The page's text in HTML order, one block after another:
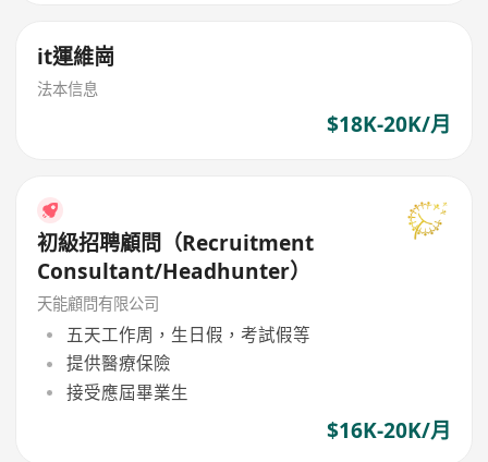
it運維崗
法本信息
$18K-20K/月
初級招聘顧問（Recruitment
Consultant/Headhunter）
天能顧問有限公司
五天工作周，生日假，考試假等
提供醫療保險
接受應屆畢業生
$16K-20K/月